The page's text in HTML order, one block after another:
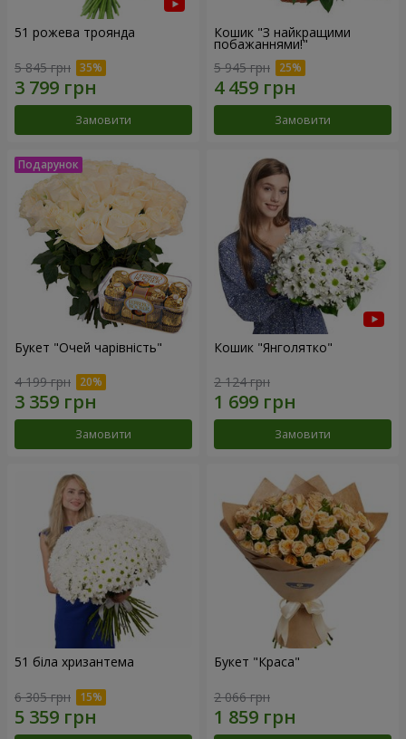
51 рожева троянда
5 845 грн
Замовити
Кошик "З найкращими
побажаннями!"
5 945 грн
Замовити
Букет "Очей чарівність"
4 199 грн
Замовити
Кошик "Янголятко"
2 124 грн
Замовити
51 біла хризантема
6 305 грн
Букет "Краса"
2 066 грн